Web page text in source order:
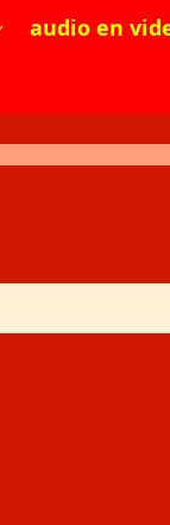
audio en